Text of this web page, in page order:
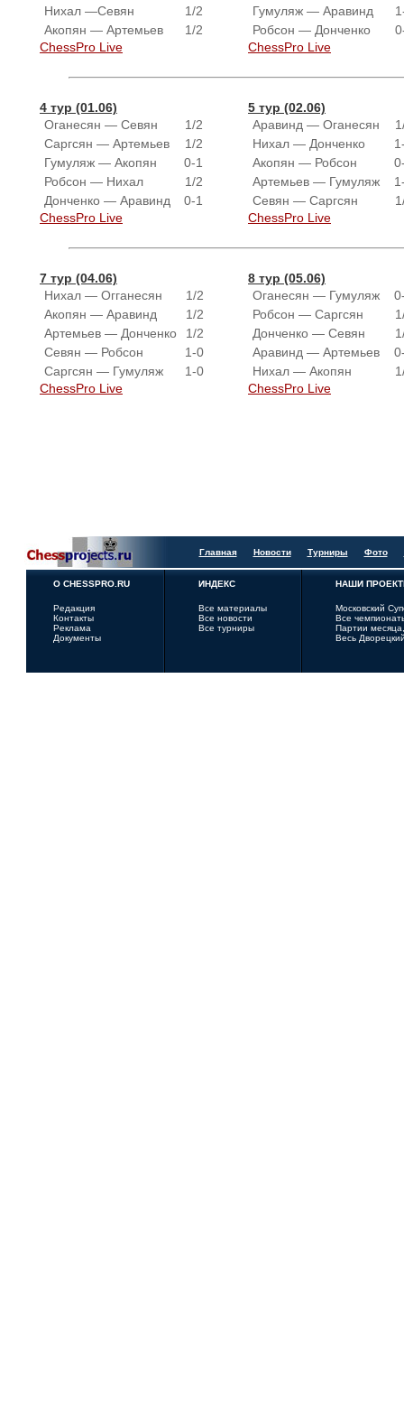
Нихал —Севян
1/2
Акопян — Артемьев
1/2
ChessPro Live
Гумуляж — Аравинд
Робсон — Донченко
ChessPro Live
4 тур (01.06)
Оганесян — Севян
1/2
Саргсян — Артемьев
1/2
Гумуляж — Акопян
0-1
Робсон — Нихал
1/2
Донченко — Аравинд
0-1
ChessPro Live
5 тур (02.06)
Аравинд — Оганесян
Нихал — Донченко
Акопян — Робсон
Артемьев — Гумуляж
Севян — Саргсян
ChessPro Live
7 тур (04.06)
Нихал — Огганесян
1/2
Акопян — Аравинд
1/2
Артемьев — Донченко
1/2
Севян — Робсон
1-0
Саргсян — Гумуляж
1-0
ChessPro Live
8 тур (05.06)
Оганесян — Гумуляж
Робсон — Саргсян
Донченко — Севян
Аравинд — Артемьев
Нихал — Акопян
ChessPro Live
Главная Новости Турниры Фото
О CHESSPRO.RU
Редакция
Контакты
Реклама
Документы
ИНДЕКС
Все материалы
Все новости
Все турниры
НАШИ
Московский
Все
Партии
Весь